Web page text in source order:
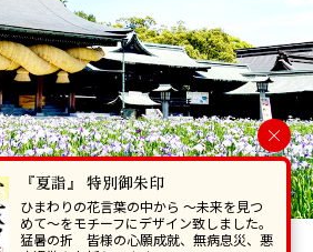
・イラスト等を無断で転写･複製することを
×
『夏詣』 特別御朱印
ひまわりの花言葉の中から 〜未来を見つ
めて〜をモチーフにデザイン致しました。
猛暑の折 皆様の心願成就、無病息災、悪